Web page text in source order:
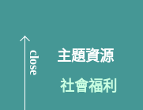
close 主題資源
社會福利